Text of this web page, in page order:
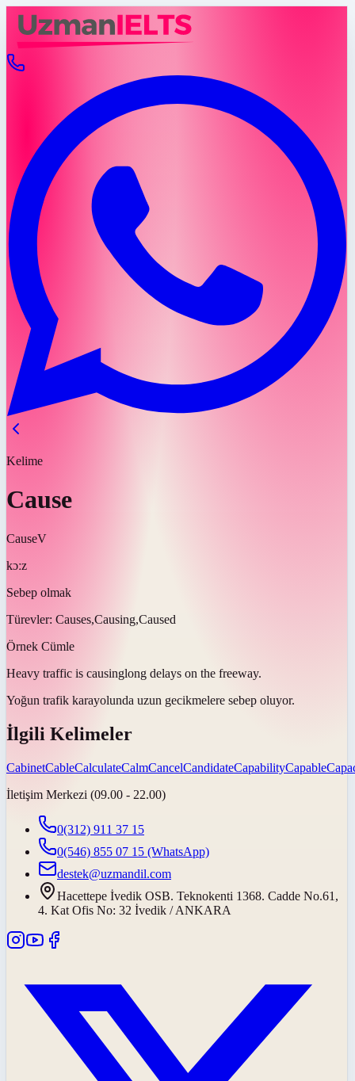
Kelime
Cause
CauseV
kɔːz
Sebep olmak
Türevler: Causes,Causing,Caused
Örnek Cümle
Heavy traffic is causinglong delays on the freeway.
Yoğun trafik karayolunda uzun gecikmelere sebep oluyor.
İlgili Kelimeler
CabinetCableCalculateCalmCancelCandidateCapabilityCapable
İletişim Merkezi (09.00 - 22.00)
0(312) 911 37 15
0(546) 855 07 15 (WhatsApp)
destek@uzmandil.com
Hacettepe İvedik OSB. Teknokenti 1368. Cadde No.61,
4. Kat Ofis No: 32 İvedik / ANKARA